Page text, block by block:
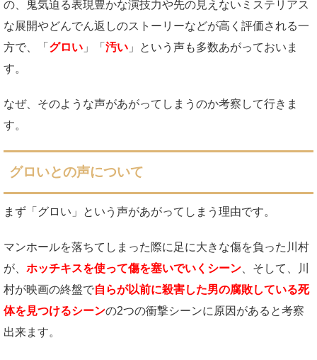
の、鬼気迫る表現豊かな演技力や先の見えないミステリアス
な展開やどんでん返しのストーリーなどが高く評価される一
方で、「 グロい 」「 汚い 」という声も多数あがっておいま
す。
なぜ、そのような声があがってしまうのか考察して行きま
す。
グロいとの声について
まず「グロい」という声があがってしまう理由です。
マンホールを落ちてしまった際に足に大きな傷を負った川村
が、 ホッチキスを使って傷を塞いでいくシーン 、そして、川
村が映画の終盤で自らが以前に殺害した男の腐敗している死
体を見つけるシーンの2つの衝撃シーンに原因があると考察
出来ます。